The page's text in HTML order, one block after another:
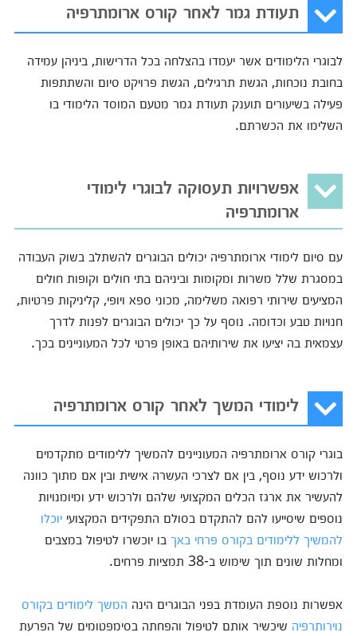
תעודת גמר לאחר קורס ארומתרפיה
לבוגרי הלימודים אשר יעמדו בהצלחה בכל הדרישות, ביניהן עמידה
בחובת נוכחות, הגשת תרגילים, הגשת פרויקט סיום והשתתפות
פעילה בשיעורים תוענק תעודת גמר מטעם המוסד הלימודי בו
השלימו את הכשרתם.
אפשרויות תעסוקה לבוגרי לימודי
ארומתרפיה
עם סיום לימודי ארומתרפיה יכולים הבוגרים להשתלב בשוק העבודה
במסגרת שלל משרות ומקומות וביניהם בתי חולים וקופות חולים
המציעים שירותי רפואה משלימה, מכוני ספא ויופי, קליניקות פרטיות,
חנויות טבע וכדומה. נוסף על כך יכולים הבוגרים לפנות לדרך
עצמאית בה יציעו את שירותיהם באופן פרטי לכל המעוניינים בכך.
לימודי המשך לאחר קורס ארומתרפיה
בוגרי קורס ארומתרפיה המעוניינים להמשיך ללימודים מתקדמים
ולרכוש ידע נוסף, בין אם לצרכי העשרה אישית ובין אם מתוך כוונה
להעשיר את ארגז הכלים המקצועי שלהם ולרכוש ידע ומיומנויות
נוספים שיסייעו להם להתקדם בסולם התפקידים המקצועי יוכלו
להמשיך ללימודים בקורס פרחי באךבו יוכשרו לטיפול במצבים
ומחלות שונים תוך שימוש ב-38 תמציות פרחים.
אפשרות נוספת העומדת בפני הבוגרים הינה המשך לימודים בקורס
נוירותרפיה שיכשיר אותם לטיפול והפחתה בסימפטומים של הפרעת